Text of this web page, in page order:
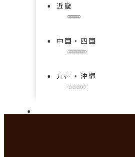
近畿
中国・四国
九州・沖縄